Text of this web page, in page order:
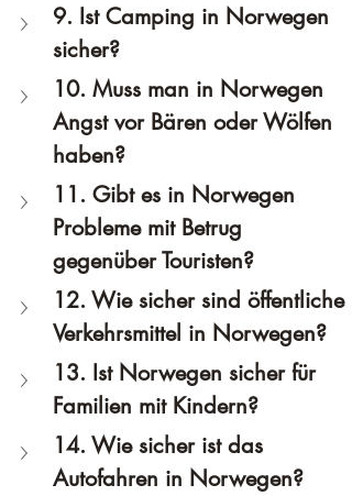
9. Ist Camping in Norwegen
sicher?
10. Muss man in Norwegen
Angst vor Bären oder Wölfen
haben?
11. Gibt es in Norwegen
Probleme mit Betrug
gegenüber Touristen?
12. Wie sicher sind öffentliche
Verkehrsmittel in Norwegen?
13. Ist Norwegen sicher für
Familien mit Kindern?
14. Wie sicher ist das
Autofahren in Norwegen?